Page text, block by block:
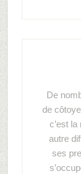
De
de
c’est
autre
ses